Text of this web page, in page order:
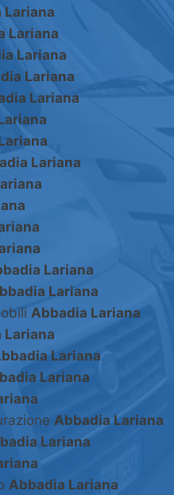
Lariana
Lariana
Lariana
Lariana
Lariana
Lariana
Lariana
Lariana
Abbadia Lariana
Lariana
Lariana
Lariana
Abbadia Lariana
Lariana
Abbadia Lariana